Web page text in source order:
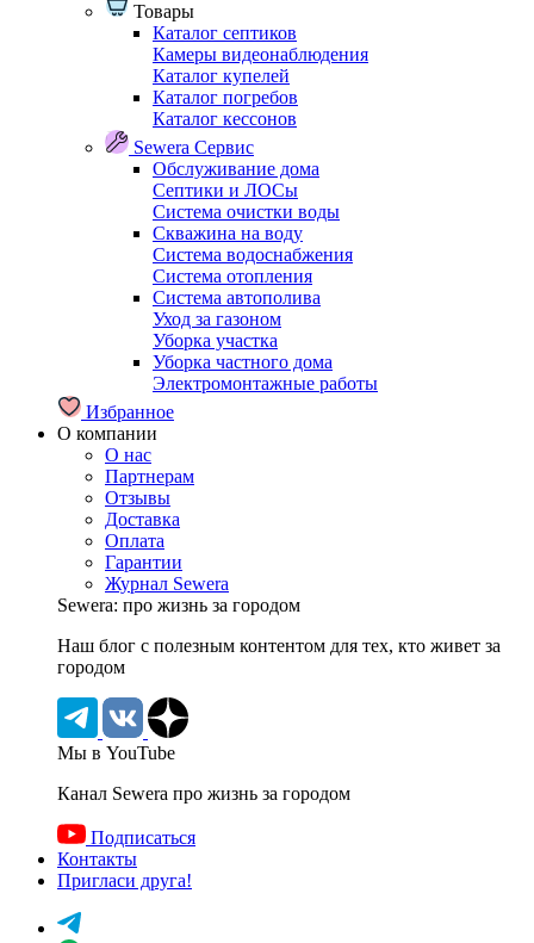
Товары
Каталог септиков
Камеры видеонаблюдения
Каталог купелей
Каталог погребов
Каталог кессонов
Sewera Сервис
Обслуживание дома
Септики и ЛОСы
Система очистки воды
Скважина на воду
Система водоснабжения
Система отопления
Система автополива
Уход за газоном
Уборка участка
Уборка частного дома
Электромонтажные работы
Избранное
О компании
О нас
Партнерам
Отзывы
Доставка
Оплата
Гарантии
Журнал Sewera
Sewera: про жизнь за городом
Наш блог c полезным контентом для тех, кто живет за
городом
Мы в YouTube
Канал Sewera про жизнь за городом
Подписаться
Контакты
Пригласи друга!